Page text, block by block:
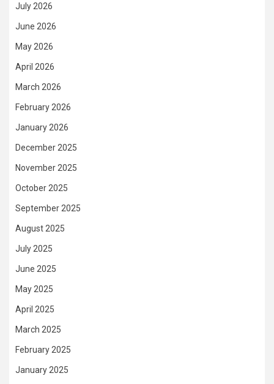
July 2026
June 2026
May 2026
April 2026
March 2026
February 2026
January 2026
December 2025
November 2025
October 2025
September 2025
August 2025
July 2025
June 2025
May 2025
April 2025
March 2025
February 2025
January 2025